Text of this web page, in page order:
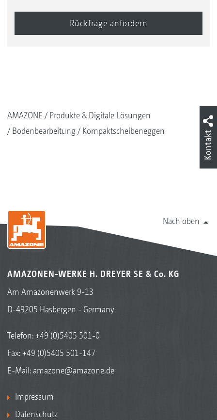
AMAZONE
Produkte & Digitale Lösungen
Bodenbearbeitung
Kompaktscheibeneggen
Nach oben
AMAZONEN-WERKE H. DREYER SE & Co. KG
Am Amazonenwerk 9-13
D-49205 Hasbergen - Germany
Telefon:+49 (0)5405 501-0
Fax: +49 (0)5405 501-147
E-Mail: amazone@amazone.de
Impressum
Datenschutz
Kontakt